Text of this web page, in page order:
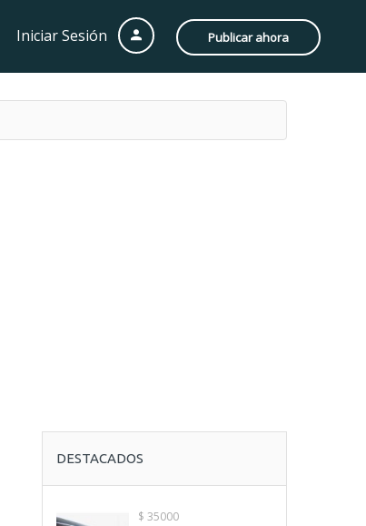
Iniciar Sesión Publicar ahora
DESTACADOS
$ 35000